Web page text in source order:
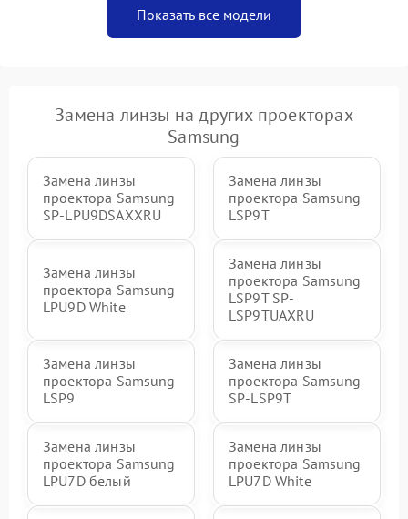
Показать все модели
Замена линзы на других проекторах
Samsung
Замена линзы
проектора Samsung
SP-LPU9DSAXXRU
Замена линзы
проектора Samsung
LSP9T
Замена линзы
проектора Samsung
LPU9D White
Замена линзы
проектора Samsung
LSP9T SP-
LSP9TUAXRU
Замена линзы
проектора Samsung
LSP9
Замена линзы
проектора Samsung
SP-LSP9T
Замена линзы
проектора Samsung
LPU7D белый
Замена линзы
проектора Samsung
LPU7D White